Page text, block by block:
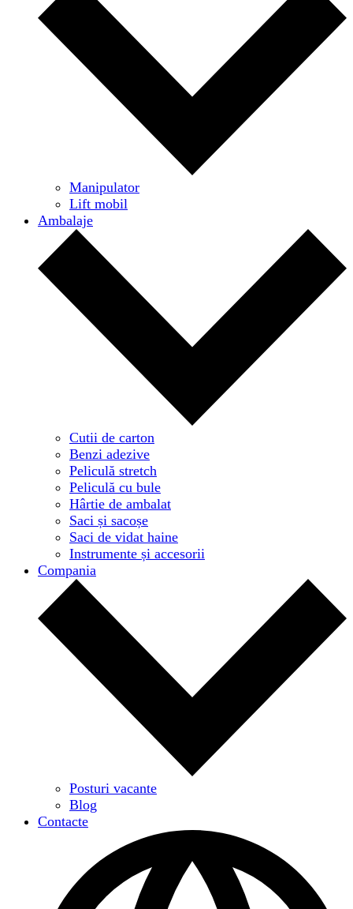
Manipulator
Lift mobil
Ambalaje
Cutii de carton
Benzi adezive
Peliculă stretch
Peliculă cu bule
Hârtie de ambalat
Saci și sacoșe
Saci de vidat haine
Instrumente și accesorii
Compania
Posturi vacante
Blog
Contacte